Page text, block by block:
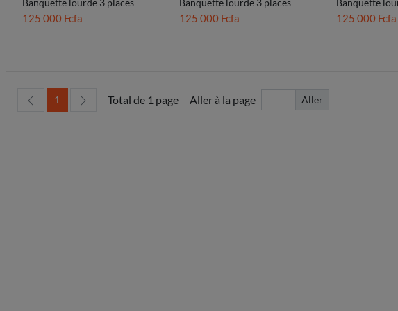
Banquette lourde 3 places
125 000 Fcfa
Banquette lourde 3 places
125 000 Fcfa
Banquette
125 000 Fcfa
1 Total de 1 page Aller à la page Aller